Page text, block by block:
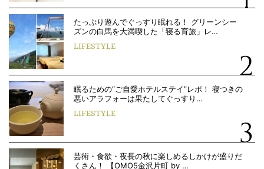
たっぷり遊んでぐっすり眠れる！ グリーンシー
ズンの白馬を大満喫した「寝る育旅」レ…
LIFESTYLE
眠るための“ご自愛ホテルステイ”レポ！ 寝つきの
悪いアラフォーは果たしてぐっすり…
LIFESTYLE
芸術・食欲・夜長の秋に楽しめるしかけが盛りだ
くさん！ 【OMO5金沢片町 by …